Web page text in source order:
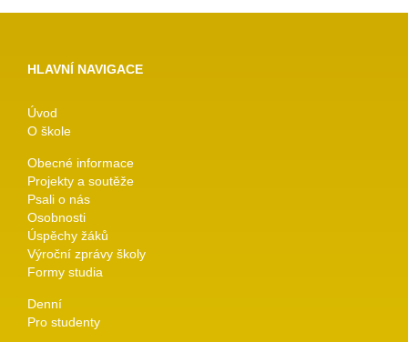
HLAVNÍ NAVIGACE
Úvod
O škole
Obecné informace
Projekty a soutěže
Psali o nás
Osobnosti
Úspěchy žáků
Výroční zprávy školy
Formy studia
Denní
Pro studenty